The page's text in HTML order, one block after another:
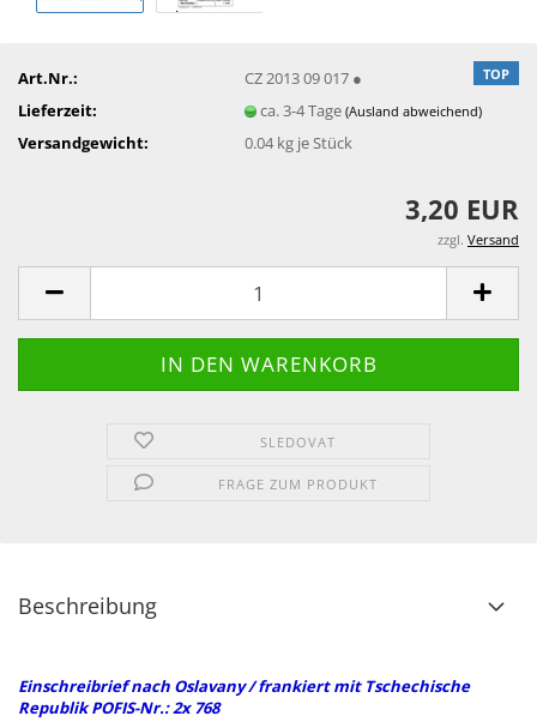
TOP
Art.Nr.:
CZ 2013 09 017 ●
Lieferzeit:
ca. 3-4 Tage(Ausland abweichend)
Versandgewicht: 0.04kg je Stück
3,20 EUR
zzgl. Versand
SLEDOVAT
FRAGE ZUM PRODUKT
Beschreibung
Einschreibriefnach Oslavany / frankiert mit Tschechische
Republik POFIS-Nr.: 2x 768